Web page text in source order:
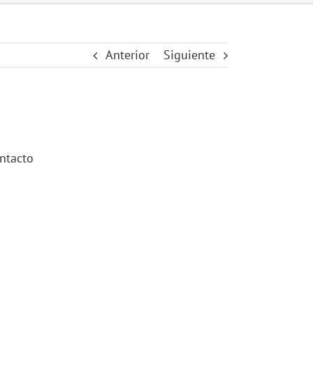
Anterior Siguiente